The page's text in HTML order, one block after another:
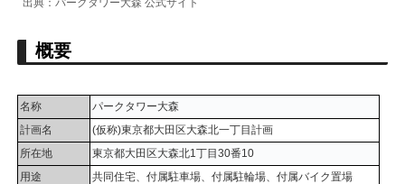
出典：パークタワー大森 公式サイト
概要
名称
パークタワー大森
計画名
(仮称)東京都大田区大森北一丁目計画
所在地
東京都大田区大森北1丁目30番10
用途
共同住宅、付属駐車場、付属駐輪場、付属バイク置場